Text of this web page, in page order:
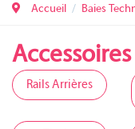
Accueil Baies
Rails Arrières